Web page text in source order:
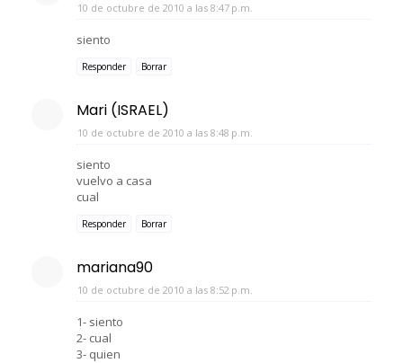
10 de octubre de 2010 a las 8:47 p.m.
siento
Responder Borrar
Mari (ISRAEL)
10 de octubre de 2010 a las 8:48 p.m.
siento
vuelvo a casa
cual
Responder Borrar
mariana90
10 de octubre de 2010 a las 8:52 p.m.
1- siento
2- cual
3- quien